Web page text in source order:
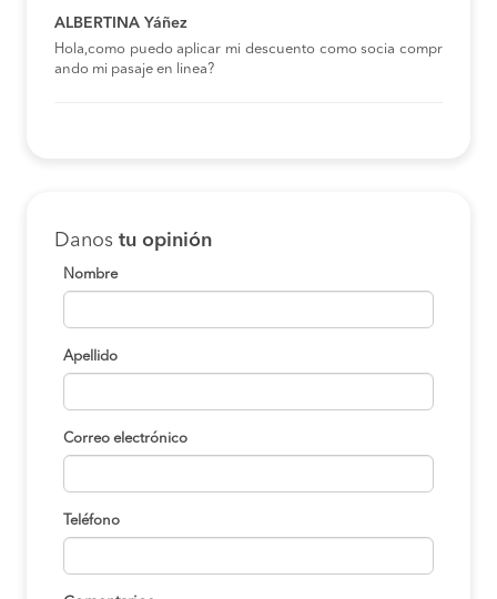
ALBERTINA Yáñez
Hola,como puedo aplicar mi descuento como socia compr
ando mi pasaje en linea?
Danos tu opinión
Nombre
Apellido
Correo electrónico
Teléfono